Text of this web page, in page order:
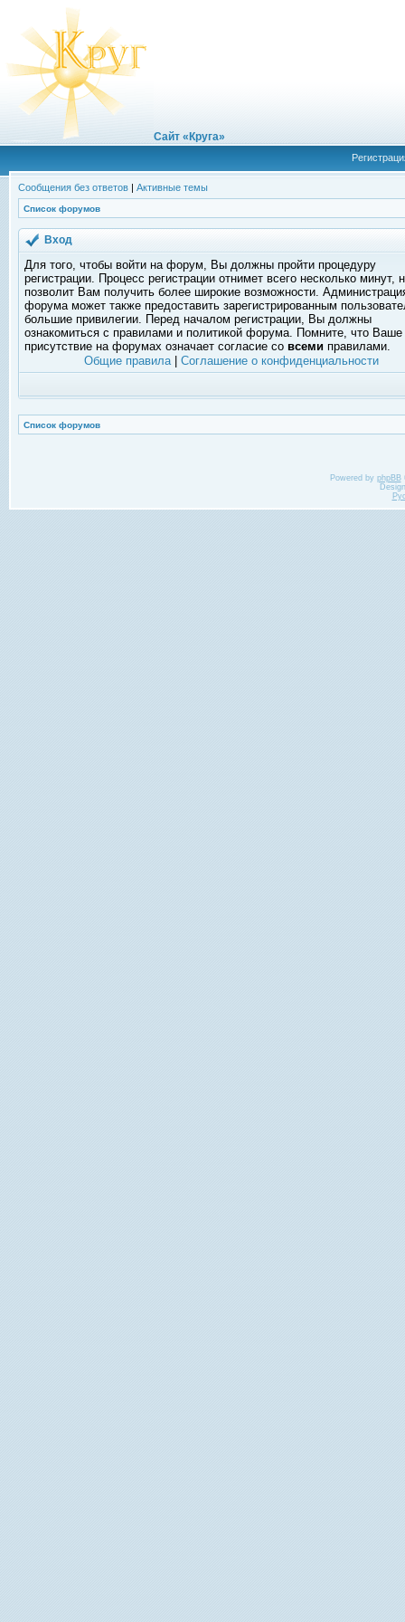
Сайт «Круга»
Сообщения без ответов | Активные темы
Список форумов
Вход
Для того, чтобы войти на форум, Вы должны пройти процедуру
регистрации. Процесс регистрации отнимет всего несколько минут,
позволит Вам получить более широкие возможности.
форума может также предоставить зарегистрированным
большие привилегии. Перед началом регистрации, Вы должны
ознакомиться с правилами и политикой форума. Помните, что Ваше
присутствие на форумах означает согласие со всеми правилами.
Общие правила| Соглашение о конфиденциальности
Список форумов
Powered by phpBB